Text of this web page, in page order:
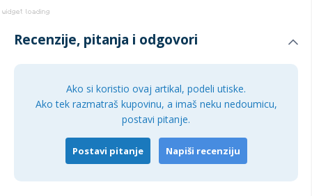
Sklopivi dizajn za lako odlaganje
Lagana i prenosiva konstrukcija
Jednostavno održavanje
Recenzije, pitanja i odgovori
Ako si koristio ovaj artikal, podeli utiske.
Ako tek razmatraš kupovinu, a imaš neku nedoumicu,
postavi pitanje.
Postavi pitanje Napiši recenziju